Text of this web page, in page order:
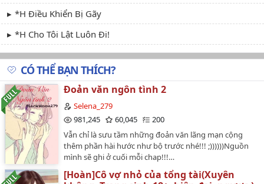
*H Điều Khiển Bị Gãy
*H Cho Tôi Lật Luôn Đi!
Lựa Chọn
Mei Mei Đáng Yêu
Dao Động
CÓ THỂ BẠN THÍCH?
Đoản văn ngôn tình 2
Selena_279
981,245
60,045
200
Vẫn chỉ là sưu tầm những đoản văn lãng mạn cộng
thêm phần hài hước như bộ trước nhé!!! ;))))))Nguồn
mình sẽ ghi ở cuối mỗi chap!!!…
[Hoàn]Cô vợ nhỏ của tổng tài(Xuyên